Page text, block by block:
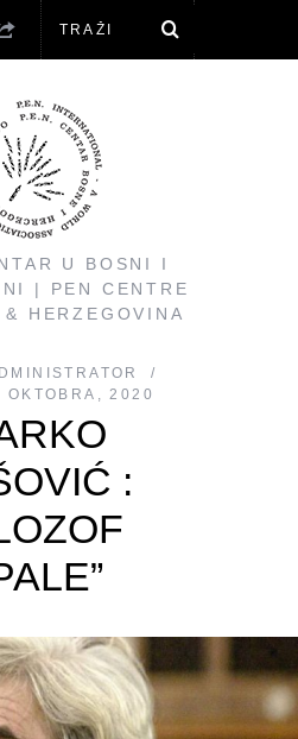
U BOSNI I
| PEN CENTRE
HERZEGOVINA
OKTOBRA, 2020
: